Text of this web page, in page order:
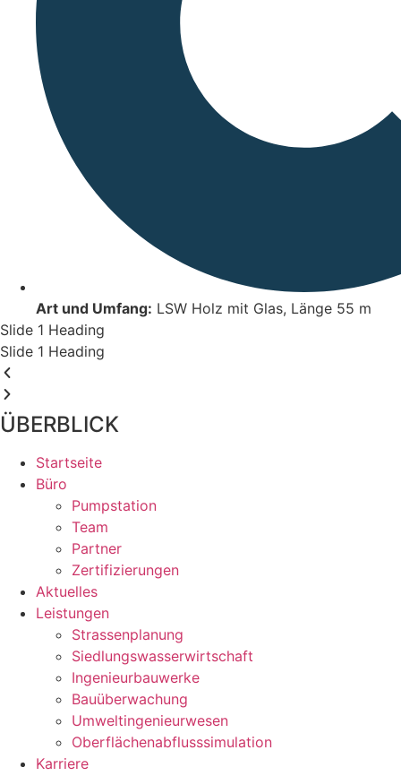
Art und Umfang: LSW Holz mit Glas, Länge 55 m
Slide 1 Heading
Slide 1 Heading
ÜBERBLICK
Startseite
Büro
Pumpstation
Team
Partner
Zertifizierungen
Aktuelles
Leistungen
Strassenplanung
Siedlungswasserwirtschaft
Ingenieurbauwerke
Bauüberwachung
Umweltingenieurwesen
Oberflächenabflusssimulation
Karriere